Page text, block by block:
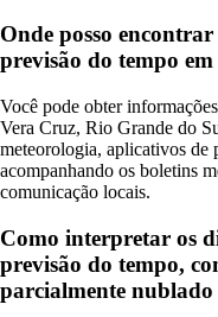
Onde posso
previsão do tempo
Você pode obter
Vera Cruz, Rio Grande do
meteorologia, aplicativos de
acompanhando os boletins
comunicação locais.
Como interpretar os
previsão do tempo,
parcialmente